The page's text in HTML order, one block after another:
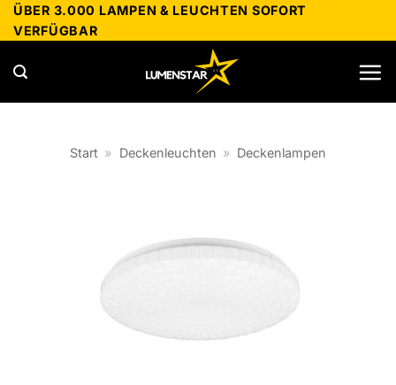
Zum
Inhalt
springen
ÜBER 3.000 LAMPEN & LEUCHTEN SOFORT
VERFÜGBAR
Start » Deckenleuchten » Deckenlampen